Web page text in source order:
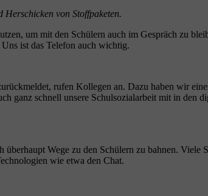
Herschicken von Stoffpaketen.
um mit den Schülern auch im Gespräch zu
ist das Telefon auch wichtig.
rufen Kollegen an. Dazu haben wir
ganz schnell unsere Schulsozialarbeit mit in den
Wege zu den Schülern zu bahnen.
wie etwa den Chat.